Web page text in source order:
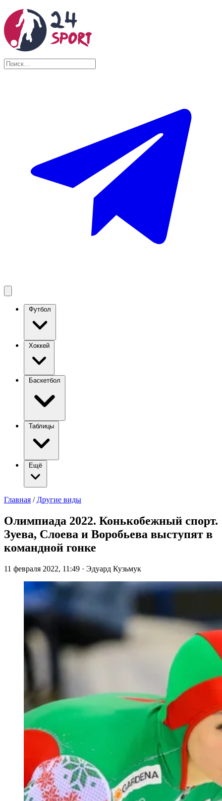
Футбол
Хоккей
Баскетбол
Таблицы
Ещё
Главная / Другие виды
Олимпиада 2022. Конькобежный спорт.
Зуева, Слоева и Воробьева выступят в
командной гонке
11 февраля 2022, 11:49 · Эдуард Кузьмук